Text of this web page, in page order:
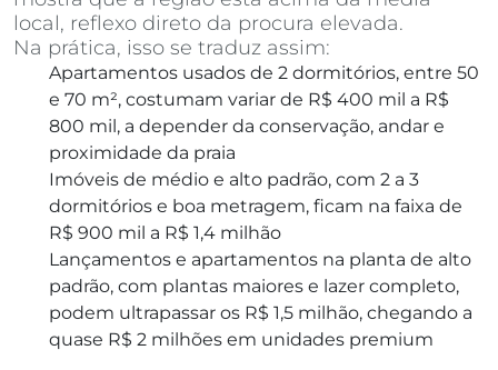
local, reflexo direto da procura elevada.
Na prática, isso se traduz assim:
Apartamentos usados de 2 dormitórios, entre 50
e 70 m², costumam variar de R$ 400 mil a R$
800 mil, a depender da conservação, andar e
proximidade da praia
Imóveis de médio e alto padrão, com 2 a 3
dormitórios e boa metragem, ficam na faixa de
R$ 900 mil a R$ 1,4 milhão
Lançamentos e apartamentos na planta de alto
padrão, com plantas maiores e lazer completo,
podem ultrapassar os R$ 1,5 milhão, chegando a
quase R$ 2 milhões em unidades premium